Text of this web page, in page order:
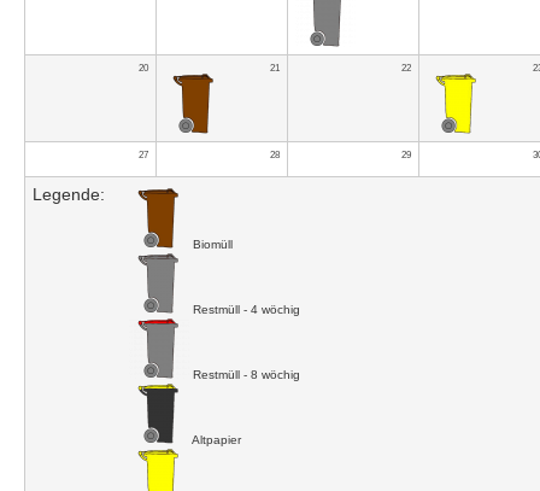
20 21 22
27 28 29
Legende:
Biomüll
Restmüll - 4 wöchig
Restmüll - 8 wöchig
Altpapier